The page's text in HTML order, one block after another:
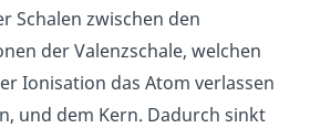
Schalen zwischen den
der Valenzschale, welchen
Ionisation das Atom verlassen
und dem Kern. Dadurch sinkt